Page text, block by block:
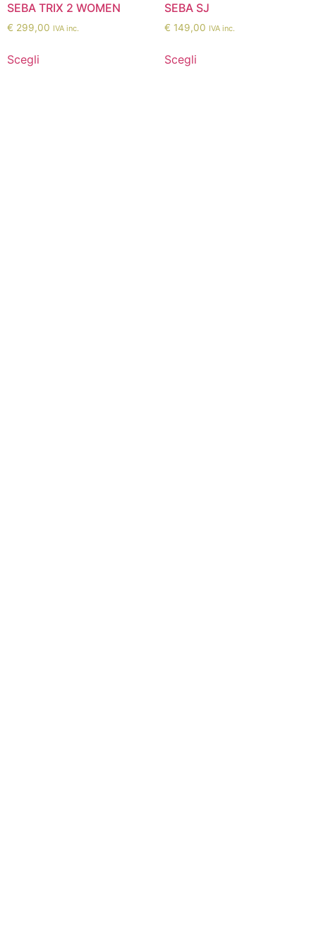
SEBA TRIX 2 WOMEN
€ 299,00 IVA inc.
Scegli
SEBA SJ
€ 149,00 IVA inc.
Scegli